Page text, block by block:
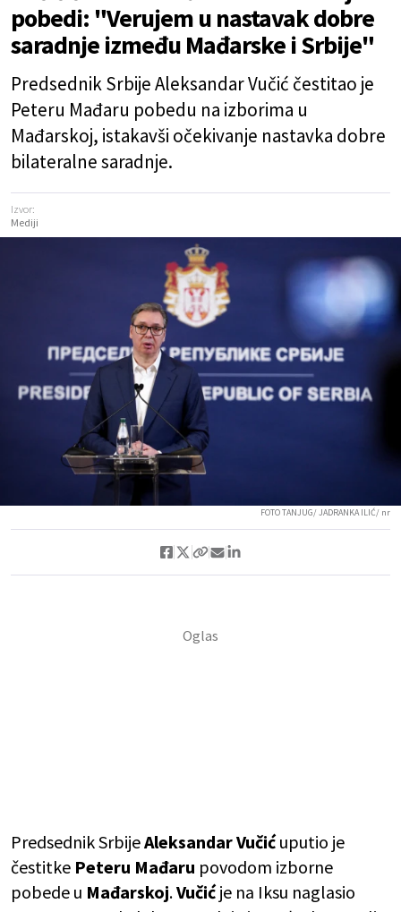
pobedi: "Verujem u nastavak dobre
saradnje između Mađarske i Srbije"
Predsednik Srbije Aleksandar Vučić čestitao je
Peteru Mađaru pobedu na izborima u
Mađarskoj, istakavši očekivanje nastavka dobre
bilateralne saradnje.
Izvor:
Mediji
FOTO TANJUG/ JADRANKA ILIĆ/ nr
Predsednik SrbijeAleksandar Vučićuputio je
čestitke Peteru Mađaru povodom izborne
pobede u Mađarskoj.Vučićje na Iksu naglasio